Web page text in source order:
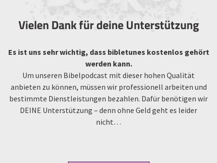
Vielen Dank für deine Unterstützung
Es ist uns sehr wichtig, dass bibletunes kostenlos gehört
werden kann.
Um unseren Bibelpodcast mit dieser hohen Qualität
anbieten zu können, müssen wir professionell arbeiten und
bestimmte Dienstleistungen bezahlen. Dafür benötigen wir
DEINE Unterstützung – denn ohne Geld geht es leider
nicht…